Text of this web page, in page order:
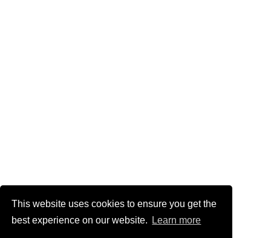
This website uses cookies to ensure you get the
best experience on our website.
Learn more